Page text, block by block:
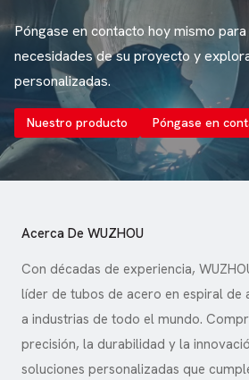
Póngase en contacto hoy mismo
necesidades de su proyecto y
personalizadas.
Nuestro producto Póngase en
Acerca De WUZHOU
Con décadas de experiencia,
líder de tubos de acero en espiral de
a industrias de todo el mundo.
precisión, la durabilidad y la
soluciones personalizadas que